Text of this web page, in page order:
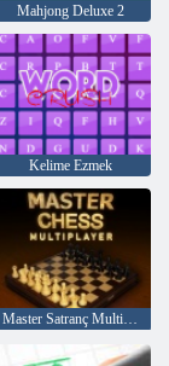
Mahjong Deluxe 2
Kelime Ezmek
Master Satranç Multiplayer